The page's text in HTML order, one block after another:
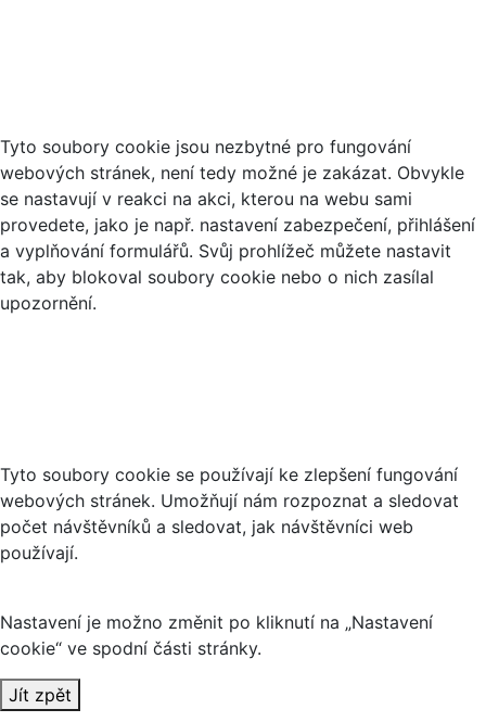
Tyto soubory cookie jsou nezbytné pro fungování
webových stránek, není tedy možné je zakázat. Obvykle
se nastavují v reakci na akci, kterou na webu sami
provedete, jako je např. nastavení zabezpečení, přihlášení
a vyplňování formulářů. Svůj prohlížeč můžete nastavit
tak, aby blokoval soubory cookie nebo o nich zasílal
upozornění.
Tyto soubory cookie se používají ke zlepšení fungování
webových stránek. Umožňují nám rozpoznat a sledovat
počet návštěvníků a sledovat, jak návštěvníci web
používají.
Nastavení je možno změnit po kliknutí na „Nastavení
cookie“ ve spodní části stránky.
Jít zpět